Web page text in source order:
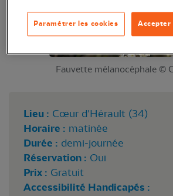
Fauvette mélanocéphale ©
Lieu : Cœur d'Hérault (34)
Horaire : matinée
Durée : demi-journée
Réservation : Oui
Prix : Gratuit
Accessibilité Handicapés :
Paramétrer les cookies